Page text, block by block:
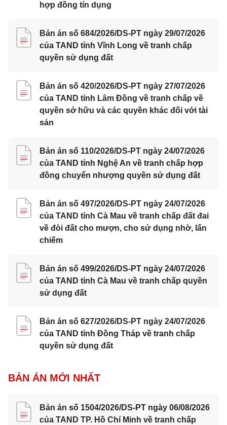
hợp đồng tín dụng
Bản án số 684/2026/DS-PT ngày 29/07/2026
của TAND tỉnh Vĩnh Long về tranh chấp
quyền sử dụng đất
Bản án số 420/2026/DS-PT ngày 27/07/2026
của TAND tỉnh Lâm Đồng về tranh chấp về
quyền sở hữu và các quyền khác đối với tài
sản
Bản án số 110/2026/DS-PT ngày 24/07/2026
của TAND tỉnh Nghệ An về tranh chấp hợp
đồng chuyển nhượng quyền sử dụng đất
Bản án số 497/2026/DS-PT ngày 24/07/2026
của TAND tỉnh Cà Mau về tranh chấp đất đai
về đòi đất cho mượn, cho sử dụng nhờ, lấn
chiếm
Bản án số 499/2026/DS-PT ngày 24/07/2026
của TAND tỉnh Cà Mau về tranh chấp quyền
sử dụng đất
Bản án số 627/2026/DS-PT ngày 24/07/2026
của TAND tỉnh Đồng Tháp về tranh chấp
quyền sử dụng đất
BẢN ÁN MỚI NHẤT
Bản án số 1504/2026/DS-PT ngày 06/08/2026
của TAND TP. Hồ Chí Minh về tranh chấp